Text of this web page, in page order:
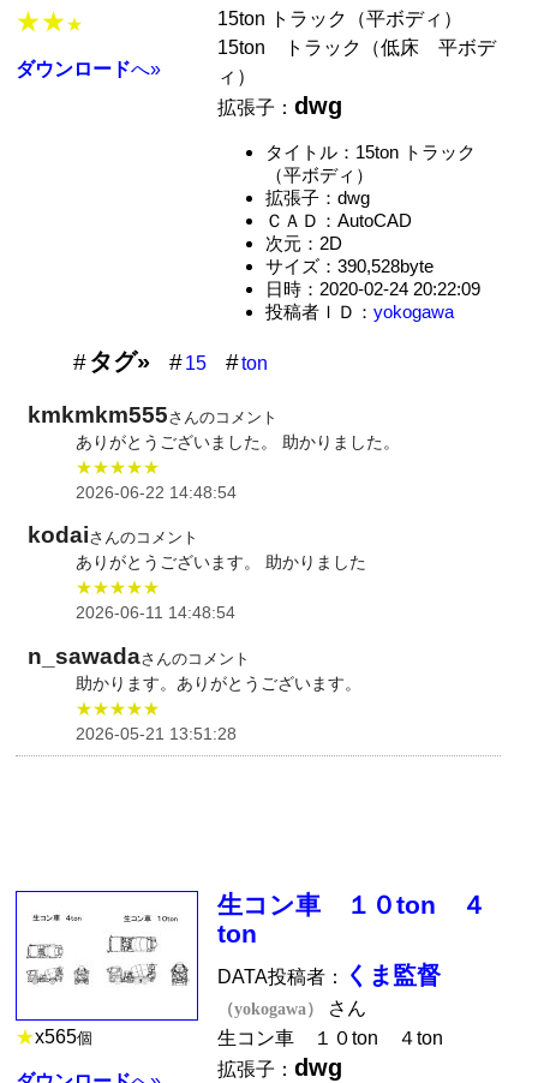
★★★
ダウンロードへ»
15ton トラック（平ボディ）
15ton トラック（低床 平ボデ
ィ）
拡張子：dwg
タイトル：15ton トラック
（平ボディ）
拡張子：dwg
ＣＡＤ：AutoCAD
次元：2D
サイズ：390,528byte
日時：2020-02-24 20:22:09
投稿者ＩＤ： yokogawa
タグ» 15 ton
kmkmkm555さんのコメント
ありがとうございました。 助かりました。
★★★★★
2026-06-22 14:48:54
kodaiさんのコメント
ありがとうございます。 助かりました
★★★★★
2026-06-11 14:48:54
n_sawadaさんのコメント
助かります。ありがとうございます。
★★★★★
2026-05-21 13:51:28
★x565個
生コン車 １０ton ４
ton
DATA投稿者： くま監督
（yokogawa）
さん
生コン車 １０ton ４ton
拡張子：dwg